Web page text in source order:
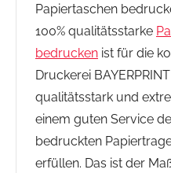
Papiertaschen
100% qualitätsstarke
bedrucken ist für die
Druckerei
qualitätsstark und
einem guten Service
bedruckten
erfüllen. Das ist der